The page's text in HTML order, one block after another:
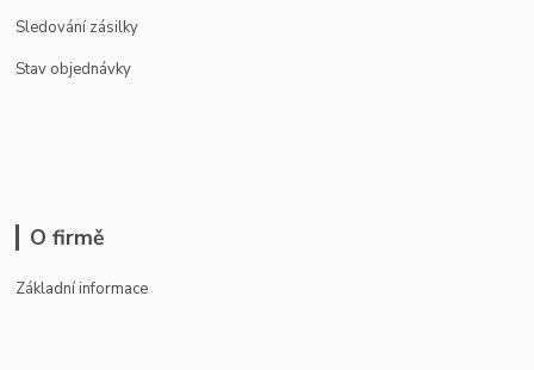
Sledování zásilky
Stav objednávky
O firmě
Základní informace